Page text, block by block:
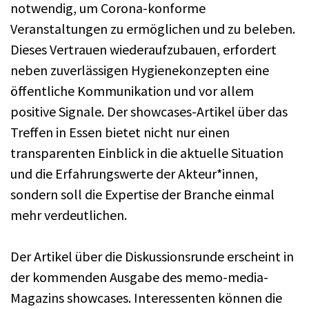
notwendig, um Corona-konforme
Veranstaltungen zu ermöglichen und zu beleben.
Dieses Vertrauen wiederaufzubauen, erfordert
neben zuverlässigen Hygienekonzepten eine
öffentliche Kommunikation und vor allem
positive Signale. Der showcases-Artikel über das
Treffen in Essen bietet nicht nur einen
transparenten Einblick in die aktuelle Situation
und die Erfahrungswerte der Akteur*innen,
sondern soll die Expertise der Branche einmal
mehr verdeutlichen.
Der Artikel über die Diskussionsrunde erscheint in
der kommenden Ausgabe des memo-media-
Magazins showcases. Interessenten können die